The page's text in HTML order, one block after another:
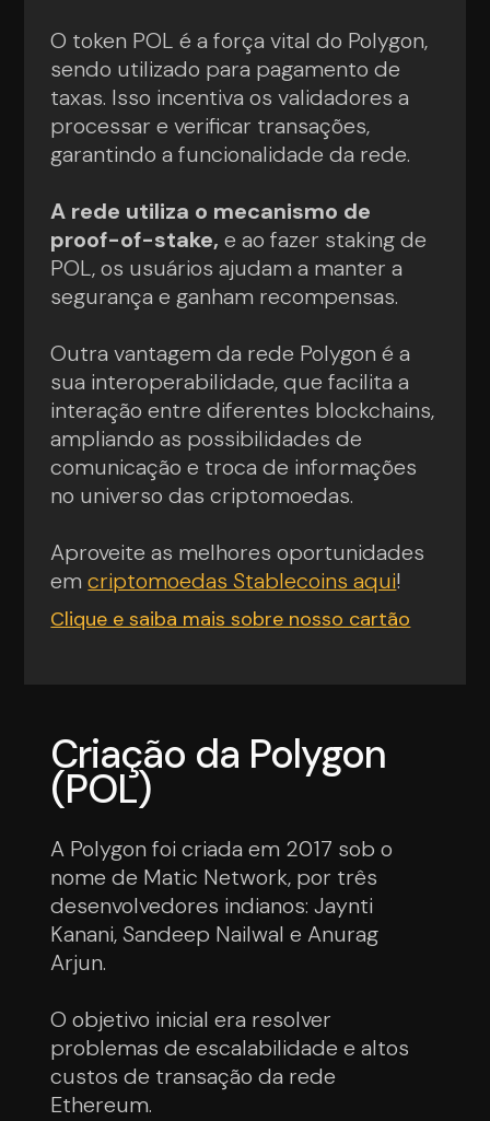
O token POL é a força vital do Polygon,
sendo utilizado para pagamento de
taxas. Isso incentiva os validadores a
processar e verificar transações,
garantindo a funcionalidade da rede.
A rede utiliza o mecanismo de
proof-of-stake, e ao fazer staking de
POL, os usuários ajudam a manter a
segurança e ganham recompensas.
Outra vantagem da rede Polygon é a
sua interoperabilidade, que facilita a
interação entre diferentes blockchains,
ampliando as possibilidades de
comunicação e troca de informações
no universo das criptomoedas.
Aproveite as melhores oportunidades
emcriptomoedas Stablecoins aqui!
Clique e saiba mais sobre nosso cartão
Criação da Polygon
(POL)
A Polygon foi criada em 2017 sob o
nome de Matic Network, por três
desenvolvedores indianos: Jaynti
Kanani, Sandeep Nailwal e Anurag
Arjun.
O objetivo inicial era resolver
problemas de escalabilidade e altos
custos de transação da rede
Ethereum.